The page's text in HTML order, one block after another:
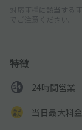
対応車種に該当する
でご注意ください。
特徴
24時間営業
当日最大料金